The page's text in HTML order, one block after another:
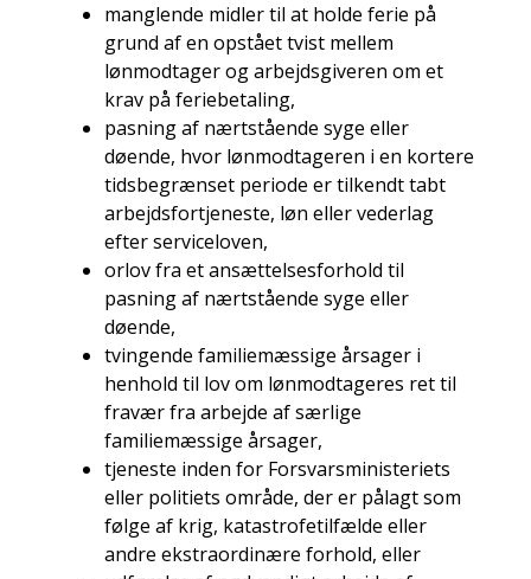
manglende midler til at holde ferie på
grund af en opstået tvist mellem
lønmodtager og arbejdsgiveren om et
krav på feriebetaling,
pasning af nærtstående syge eller
døende, hvor lønmodtageren i en kortere
tidsbegrænset periode er tilkendt tabt
arbejdsfortjeneste, løn eller vederlag
efter serviceloven,
orlov fra et ansættelsesforhold til
pasning af nærtstående syge eller
døende,
tvingende familiemæssige årsager i
henhold til lov om lønmodtageres ret til
fravær fra arbejde af særlige
familiemæssige årsager,
tjeneste inden for Forsvarsministeriets
eller politiets område, der er pålagt som
følge af krig, katastrofetilfælde eller
andre ekstraordinære forhold, eller